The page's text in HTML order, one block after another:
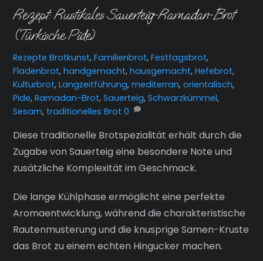
Rezept: Rustikales Sauerteig-Ramadan-Brot
(Türkische Pide)
Rezepte Brotkunst,Familienbrot,Festtagsbrot,
Fladenbrot,handgemacht,hausgemacht,Hefebrot,
Kulturbrot,Langzeitführung,mediterran,orientalisch,
Pide,Ramadan-Brot,Sauerteig,Schwarzkümmel,
Sesam, traditionelles Brot 0
Diese traditionelle Brotspezialität erhält durch die
Zugabe von Sauerteig eine besondere Note und
zusätzliche Komplexität im Geschmack.
Die lange Kühlphase ermöglicht eine perfekte
Aromaentwicklung, während die charakteristische
Rautenmusterung und die knusprige Samen-Kruste
das Brot zu einem echten Hingucker machen.